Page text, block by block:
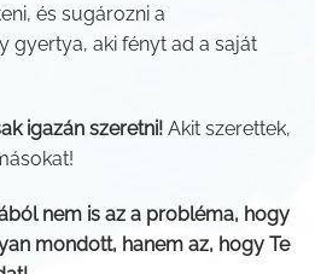
és sugározni a
gyertya, aki fényt ad a saját
igazán szeretni! Akit szerettek,
nem is az a probléma, hogy
mondott, hanem az, hogy Te